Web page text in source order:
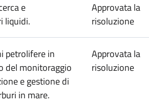
e
liquidi.
Approvata la
risoluzione
petrolifere in
del monitoraggio
e gestione di
in mare.
Approvata la
risoluzione